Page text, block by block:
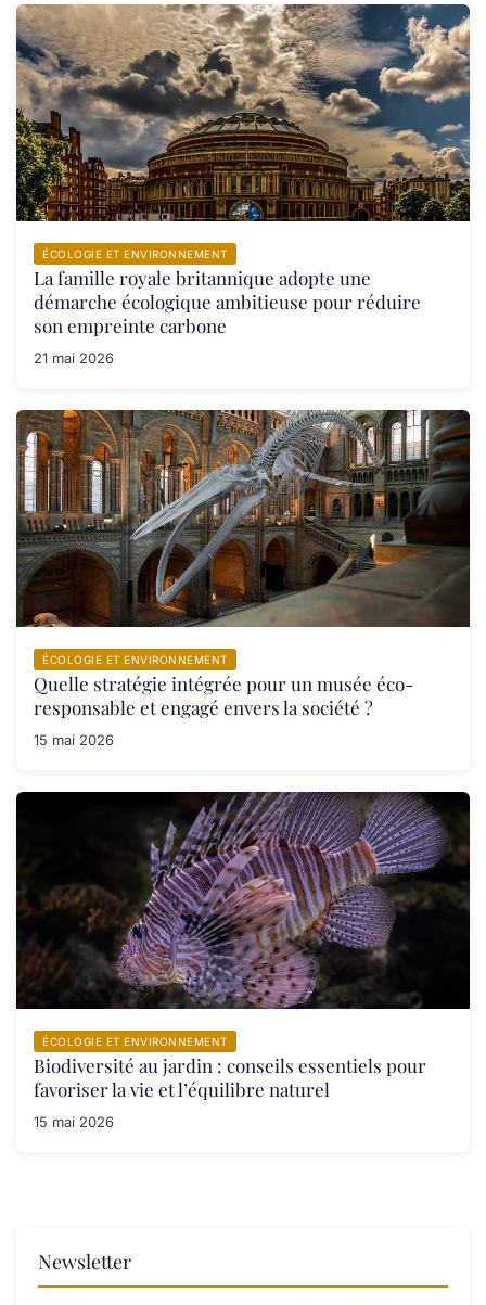
ÉCOLOGIE ET ENVIRONNEMENT
La famille royale britannique adopte une
démarche écologique ambitieuse pour réduire
son empreinte carbone
21 mai 2026
ÉCOLOGIE ET ENVIRONNEMENT
Quelle stratégie intégrée pour un musée éco-
responsable et engagé envers la société ?
15 mai 2026
ÉCOLOGIE ET ENVIRONNEMENT
Biodiversité au jardin : conseils essentiels pour
favoriser la vie et l’équilibre naturel
15 mai 2026
Newsletter